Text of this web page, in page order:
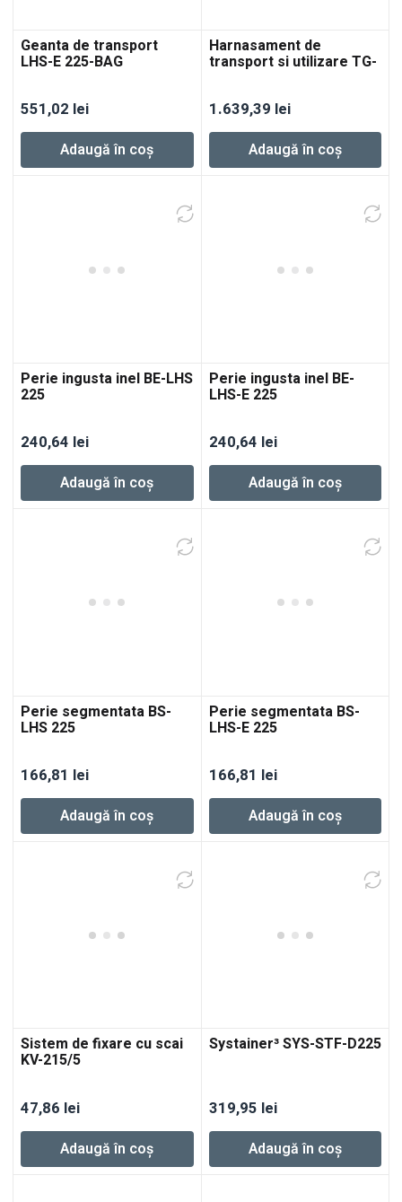
Geanta de transport
LHS-E 225-BAG
551,02 lei
Adaugă în coș
Harnasament de
transport si utilizare TG-
1.639,39 lei
Adaugă în coș
Perie ingusta inel BE-LHS
225
240,64 lei
Adaugă în coș
Perie ingusta inel BE-
LHS-E 225
240,64 lei
Adaugă în coș
Perie segmentata BS-
LHS 225
166,81 lei
Adaugă în coș
Perie segmentata BS-
LHS-E 225
166,81 lei
Adaugă în coș
Sistem de fixare cu scai
KV-215/5
47,86 lei
Adaugă în coș
Systainer³ SYS-STF-D225
319,95 lei
Adaugă în coș